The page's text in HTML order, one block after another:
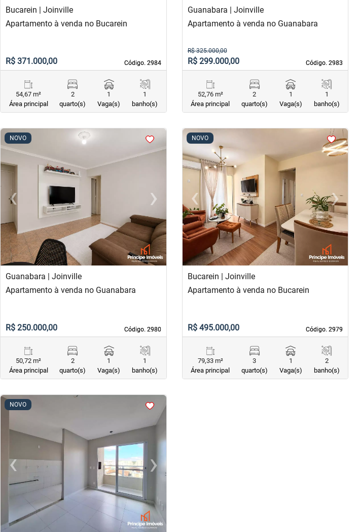
Bucarein | Joinville
Código. 2984
Código. 2984
Apartamento à venda no Bucarein
R$ 371.000,00
54,67 m²
Área principal
2
quarto(s)
1
Vaga(s)
1
banho(s)
Guanabara | Joinville
Código. 2983
Código. 2983
Apartamento à venda no Guanabara
R$ 325.000,00
R$ 299.000,00
52,76 m²
Área principal
2
quarto(s)
1
Vaga(s)
1
banho(s)
NOVO
<<<<
‹Previous ›Next
Guanabara | Joinville
Código. 2980
Código. 2980
Apartamento à venda no Guanabara
R$ 250.000,00
50,72 m²
Área principal
2
quarto(s)
1
Vaga(s)
1
banho(s)
NOVO
<<<
‹Previous ›Next
Bucarein | Joinville
Código. 2979
Código. 2979
Apartamento à venda no Bucarein
R$ 495.000,00
79,33 m²
Área principal
3
quarto(s)
1
Vaga(s)
2
banho(s)
NOVO
<<<<
‹Previous ›Next